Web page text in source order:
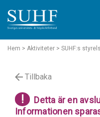
Hem > Aktiviteter > SUHF:s
Tillbaka
!
Detta är en
Informationen